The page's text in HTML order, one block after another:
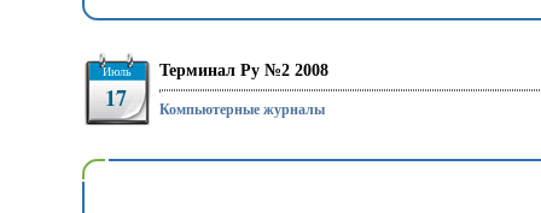
Июль
17
Терминал Ру №2 2008
Компьютерные журналы